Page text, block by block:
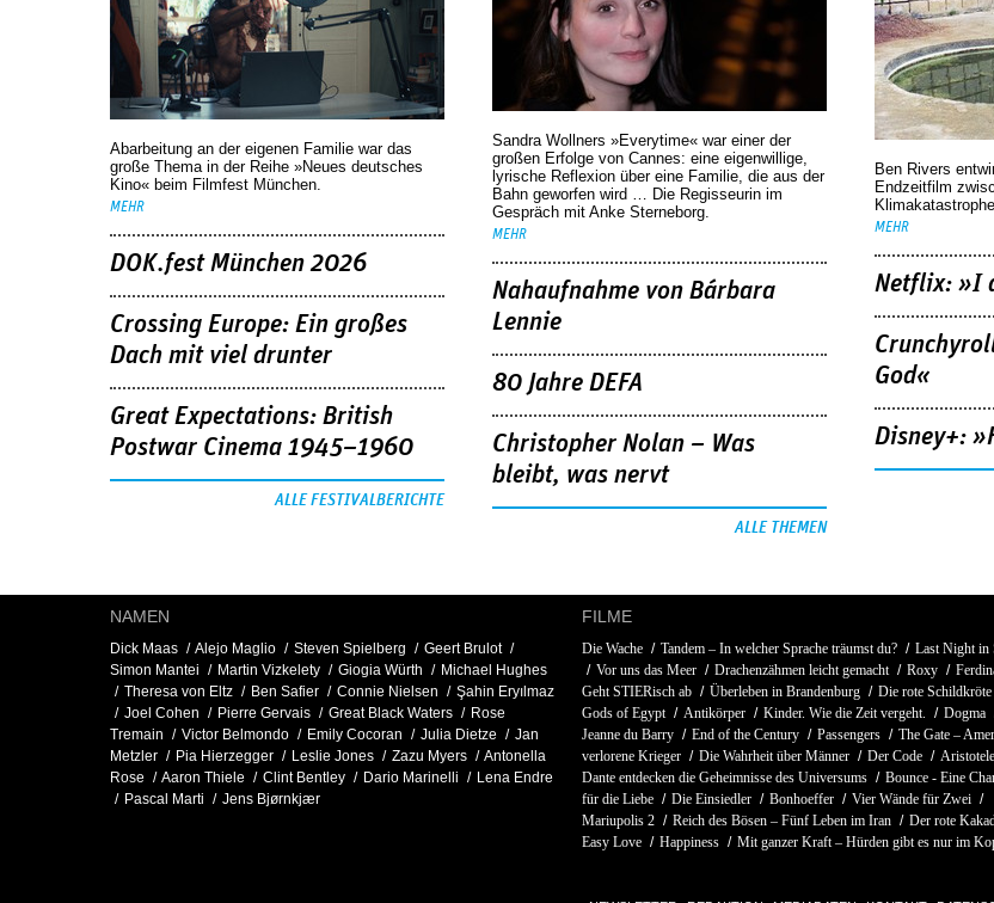
Abarbeitung an der eigenen Familie war das
große Thema in der Reihe »Neues deutsches
Kino« beim Filmfest München.
MEHR
DOK.fest München 2026
Crossing Europe: Ein großes
Dach mit viel drunter
Great Expectations: British
Postwar Cinema 1945–1960
ALLE FESTIVALBERICHTE
Sandra Wollners »Everytime« war einer der
großen Erfolge von Cannes: eine eigenwillige,
lyrische Reflexion über eine ­Familie, die aus der
Bahn geworfen wird … Die Regisseurin im
Gespräch mit Anke Sterneborg.
MEHR
Nahaufnahme von Bárbara
Lennie
80 Jahre DEFA
Christopher Nolan – Was
bleibt, was nervt
ALLE THEMEN
Ben Rivers
Endzeitfilm
MEHR
Netflix: »I
God«
Disney+:
NAMEN
Dick Maas Alejo Maglio Steven Spielberg
Geert Brulot
Simon Mantei
Martin Vizkelety Giogia Würth
Michael Hughes
Theresa von Eltz
Ben Safier Connie Nielsen
Şahin Eryılmaz
Joel Cohen
Pierre Gervais Great Black Waters
Rose
Tremain
Victor Belmondo Emily Cocoran Julia Dietze
Jan
Metzler
Pia Hierzegger Leslie Jones Zazu Myers
Antonella
Rose
Aaron Thiele Clint Bentley Dario Marinelli
Lena Endre
Pascal Marti
Jens Bjørnkjær
FILME
Die Wache Tandem – In welcher Sprache träumst du?
Last Night in
Vor uns das Meer
Drachenzähmen leicht gemacht Roxy
Geht STIERisch ab
Überleben in Brandenburg
Die rote Schildkröte
Gods of Egypt
Antikörper Kinder. Wie die Zeit vergeht.
Dogma
Jeanne du Barry
End of the Century Passengers
The Gate –
verlorene Krieger
Die Wahrheit über Männer Der Code
Dante entdecken die Geheimnisse des Universums
Bounce - Eine
für die Liebe
Die Einsiedler Bonhoeffer
Vier Wände für Zwei
Mariupolis 2
Reich des Bösen – Fünf Leben im Iran
Der rote
Easy Love
Happiness Mit ganzer Kraft – Hürden gibt es nur im